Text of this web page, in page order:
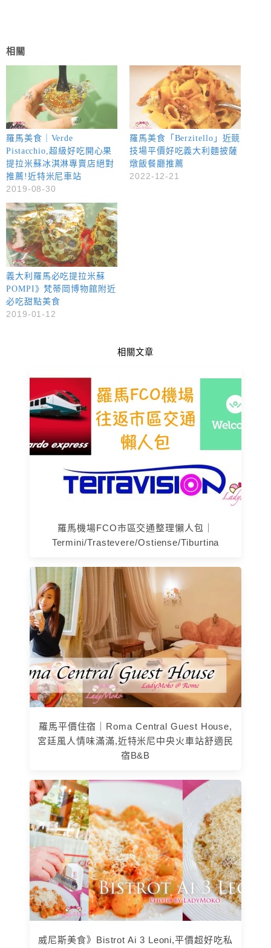
相關
羅馬美食｜Verde
Pistacchio,超級好吃開心果
提拉米蘇冰淇淋專賣店絕對
推薦!近特米尼車站
2019-08-30
羅馬美食「Berzitello」近競
技場平價好吃義大利麵披薩
燉飯餐廳推薦
2022-12-21
義大利羅馬必吃提拉米蘇
POMPI》梵蒂岡博物館附近
必吃甜點美食
2019-01-12
相關文章
羅馬機場FCO市區交通整理懶人包｜
Termini/Trastevere/Ostiense/Tiburtina
羅馬平價住宿｜Roma Central Guest House,
宮廷風人情味滿滿,近特米尼中央火車站舒適民
宿B&B
威尼斯美食》Bistrot Ai 3 Leoni,平價超好吃私